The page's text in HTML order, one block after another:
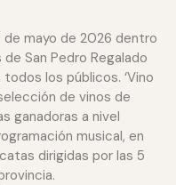
de mayo de 2026 dentro
San Pedro Regalado
los públicos. ‘Vino
de vinos de
ganadoras a nivel
musical, en
dirigidas por las 5